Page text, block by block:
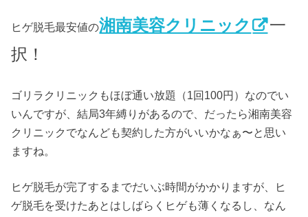
ヒゲ脱毛最安値の湘南美容クリニック
一
択！
ゴリラクリニックもほぼ通い放題（1回100円）なのでい
いんですが、結局3年縛りがあるので、だったら湘南美容
クリニックでなんども契約した方がいいかなぁ〜と思い
ますね。
ヒゲ脱毛が完了するまでだいぶ時間がかかりますが、ヒ
ゲ脱毛を受けたあとはしばらくヒゲも薄くなるし、なん